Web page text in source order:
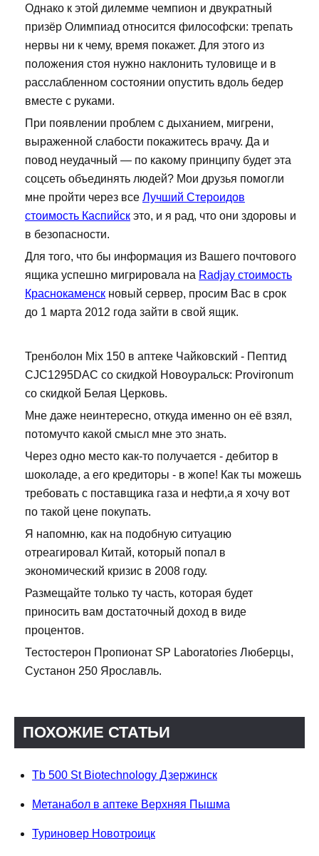
Однако к этой дилемме чемпион и двукратный
призёр Олимпиад относится философски: трепать
нервы ни к чему, время покажет. Для этого из
положения стоя нужно наклонить туловище и в
расслабленном состоянии опустить вдоль бедер
вместе с руками.
При появлении проблем с дыханием, мигрени,
выраженной слабости покажитесь врачу. Да и
повод неудачный — по какому принципу будет эта
соцсеть объединять людей? Мои друзья помогли
мне пройти через все Лучший Стероидов
стоимость Каспийск это, и я рад, что они здоровы и
в безопасности.
Для того, что бы информация из Вашего почтового
ящика успешно мигрировала на Radjay стоимость
Краснокаменск новый сервер, просим Вас в срок
до 1 марта 2012 года зайти в свой ящик.
Тренболон Mix 150 в аптеке Чайковский - Пептид
CJC1295DAC со скидкой Новоуральск: Provironum
со скидкой Белая Церковь.
Мне даже неинтересно, откуда именно он её взял,
потомучто какой смысл мне это знать.
Через одно место как-то получается - дебитор в
шоколаде, а его кредиторы - в жопе! Как ты можешь
требовать с поставщика газа и нефти,а я хочу вот
по такой цене покупать.
Я напомню, как на подобную ситуацию
отреагировал Китай, который попал в
экономический кризис в 2008 году.
Размещайте только ту часть, которая будет
приносить вам достаточный доход в виде
процентов.
Тестостерон Пропионат SP Laboratories Люберцы,
Сустанон 250 Ярославль.
ПОХОЖИЕ СТАТЬИ
Tb 500 St Biotechnology Дзержинск
Метанабол в аптеке Верхняя Пышма
Туриновер Новотроицк